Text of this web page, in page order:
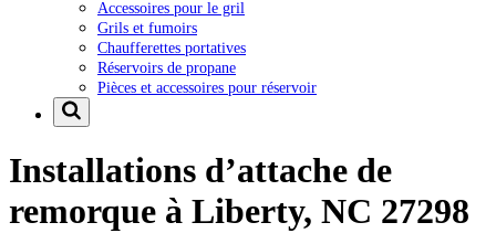
Accessoires pour le gril
Grils et fumoirs
Chaufferettes portatives
Réservoirs de propane
Pièces et accessoires pour réservoir
Installations d’attache de
remorque à Liberty, NC 27298